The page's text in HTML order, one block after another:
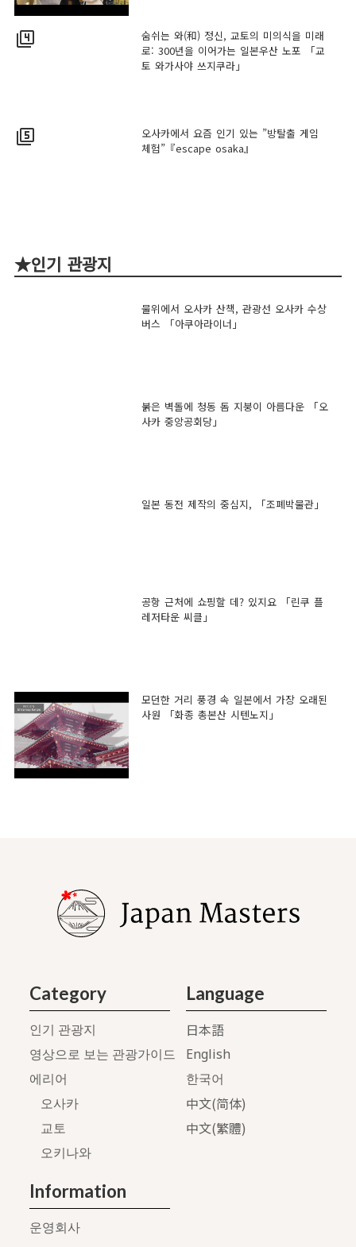
filter_4
숨쉬는 와(和) 정신, 교토의 미의식을 미래
로: 300년을 이어가는 일본우산 노포 「교
토 와가사야 쓰지쿠라」
filter_5
오사카에서 요즘 인기 있는 ”방탈출 게임
체험”『escape osaka』
★인기 관광지
물위에서 오사카 산책, 관광선 오사카 수상
버스 「아쿠아라이너」
붉은 벽돌에 청동 돔 지붕이 아름다운 「오
사카 중앙공회당」
일본 동전 제작의 중심지, 「조폐박물관」
공항 근처에 쇼핑할 데? 있지요 「린쿠 플
레저타운 씨클」
모던한 거리 풍경 속 일본에서 가장 오래된
사원 「화종 총본산 시텐노지」
Category
인기 관광지
영상으로 보는 관광가이드
에리어
오사카
교토
오키나와
Language
日本語
English
한국어
中文(简体)
中文(繁體)
Information
운영회사